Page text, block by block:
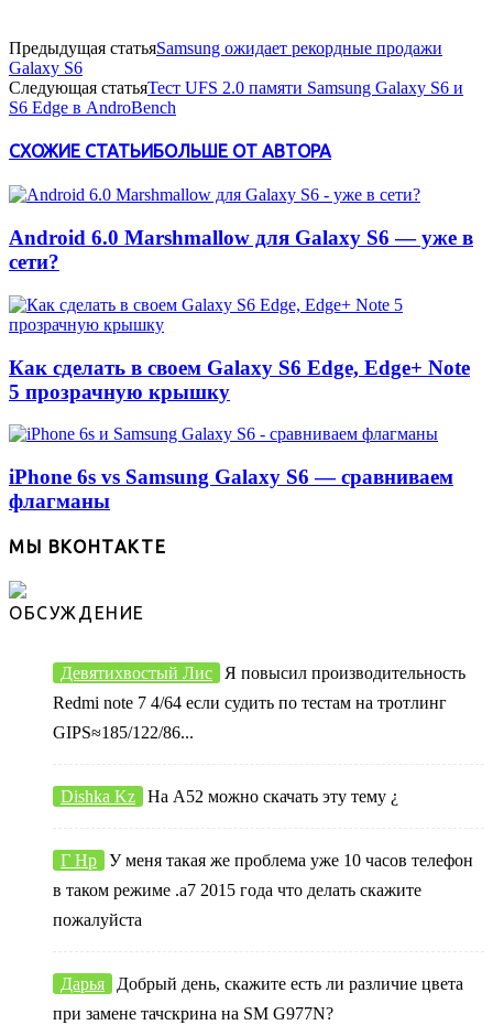
Предыдущая статьяSamsung ожидает рекордные продажи
Galaxy S6
Следующая статьяТест UFS 2.0 памяти Samsung Galaxy S6 и
S6 Edge в AndroBench
СХОЖИЕ СТАТЬИБОЛЬШЕ ОТ АВТОРА
Android 6.0 Marshmallow для Galaxy S6 — уже в
сети?
Как сделать в своем Galaxy S6 Edge, Edge+ Note
5 прозрачную крышку
iPhone 6s vs Samsung Galaxy S6 — сравниваем
флагманы
МЫ ВКОНТАКТЕ
ОБСУЖДЕНИЕ
Девятихвостый Лис
Я повысил производительность
Redmi note 7 4/64 если судить по тестам на тротлинг
GIPS≈185/122/86...
Dishka Kz На А52 можно скачать эту тему ¿
Г Нр
У меня такая же проблема уже 10 часов телефон
в таком режиме .а7 2015 года что делать скажите
пожалуйста
Дарья
Добрый день, скажите есть ли различие цвета
при замене тачскрина на SM G977N?